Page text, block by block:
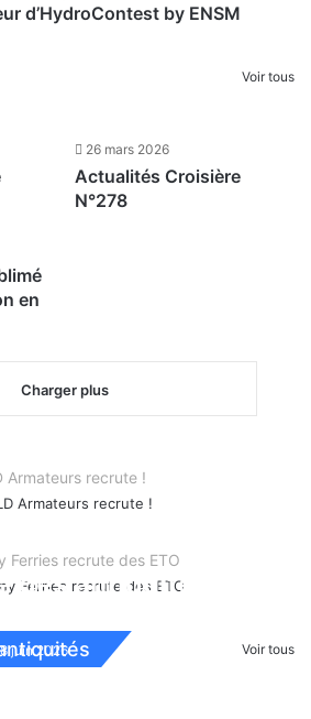
d’HydroContest by ENSM
Voir tous
26 mars 2026
Actualités Croisière
N°278
en
Charger plus
Armateurs recrute !
Ferries recrute des ETO
Voir tous
des antiquités
juin 2026